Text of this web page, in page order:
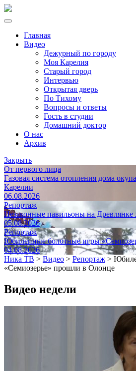
Главная
Видео
Дежурный по городу
Моя Карелия
Старый город
Интервью
Открытая дверь
По Тихому
Вопросы и ответы
Гость в студии
Домашний доктор
О нас
Архив
Закрыть
От первого лица
Газовая система отопления дома
Карелии
06.08.2026
Репортаж
Незаконные павильоны на Древлянке
05.08.2026
Репортаж
Юбилейные болотные игры
04.08.2026
Ника ТВ > Видео > Репортаж >
«Семиозерье» прошли в Олонце
Видео недели